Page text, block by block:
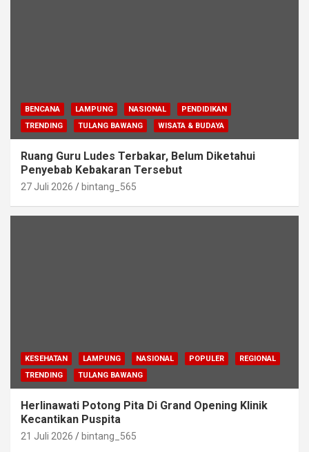
BENCANA LAMPUNG NASIONAL
PENDIDIKAN
TRENDING
TULANG BAWANG WISATA & BUDAYA
Ruang Guru Ludes Terbakar, Belum Diketahui
Penyebab Kebakaran Tersebut
27 Juli 2026 bintang_565
KESEHATAN LAMPUNG NASIONAL POPULER
REGIONAL
TRENDING
TULANG BAWANG
Herlinawati Potong Pita Di Grand Opening Klinik
Kecantikan Puspita
21 Juli 2026 bintang_565